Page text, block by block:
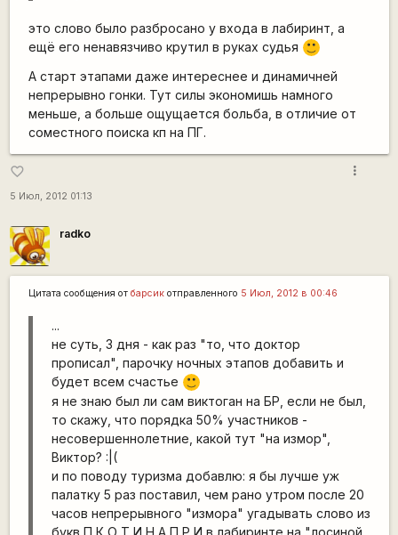
это слово было разбросано у входа в лабиринт, а
ещё его ненавязчиво крутил в руках судья
:)
А старт этапами даже интереснее и динамичней
непрерывно гонки. Тут силы экономишь намного
меньше, а больше ощущается больба, в отличие от
соместного поиска кп на ПГ.
favorite_border
5 Июл, 2012 01:13
more_vert
radko
Цитата сообщения от барсикотправленного 5 Июл, 2012 в 00:46
...
не суть, 3 дня - как раз "то, что доктор
прописал", парочку ночных этапов добавить и
будет всем счастье
:)
я не знаю был ли сам виктоган на БР, если не был,
то скажу, что порядка 50% участников -
несовершеннолетние, какой тут "на измор",
Виктор? :|(
и по поводу туризма добавлю: я бы лучше уж
палатку 5 раз поставил, чем рано утром после 20
часов непрерывного "измора" угадывать слово из